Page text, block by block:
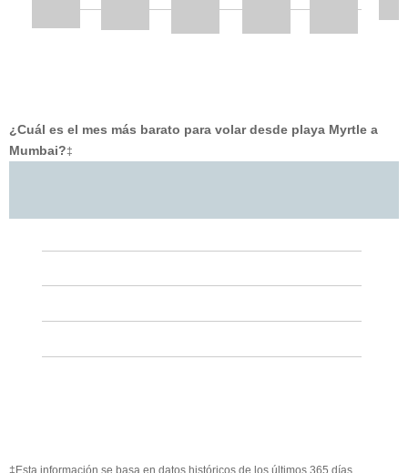
¿Cuál es el mes más barato para volar desde playa Myrtle a
Mumbai?‡